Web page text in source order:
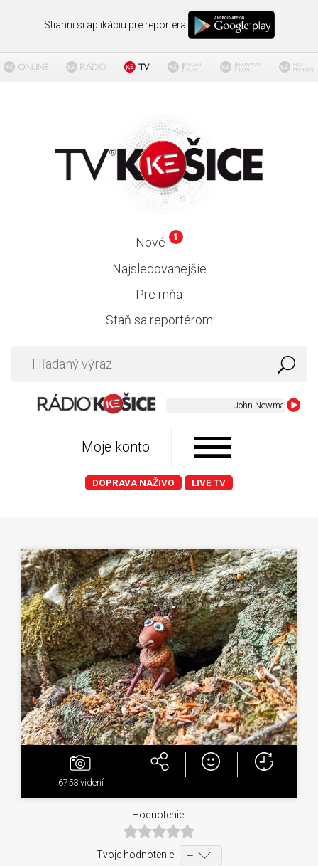
Stiahni si aplikáciu pre reportéra
Nové 1
Najsledovanejšie
Pre mňa
Staň sa reportérom
Moje konto
DOPRAVA NAŽIVO LIVE TV
6753 videní
Hodnotenie:
Tvoje hodnotenie: